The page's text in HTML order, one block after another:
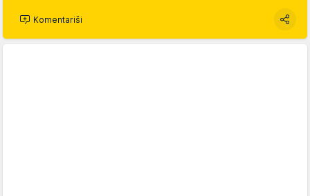
Komentariši